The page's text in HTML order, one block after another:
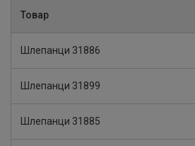
Товар
Шлепанци 31886
Шлепанци 31899
Шлепанци 31885